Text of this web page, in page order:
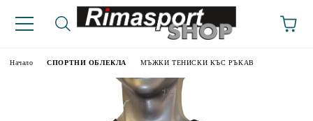
Начало СПОРТНИ ОБЛЕКЛА МЪЖКИ ТЕНИСКИ КЪС РЪКАВ